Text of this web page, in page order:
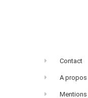
Contact
A
Mentions